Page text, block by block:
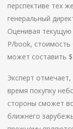
перспективе тех
генеральный
Оценивая текущую
P/book,
может составить
Эксперт
время покупку
стороны сможет
ближнего